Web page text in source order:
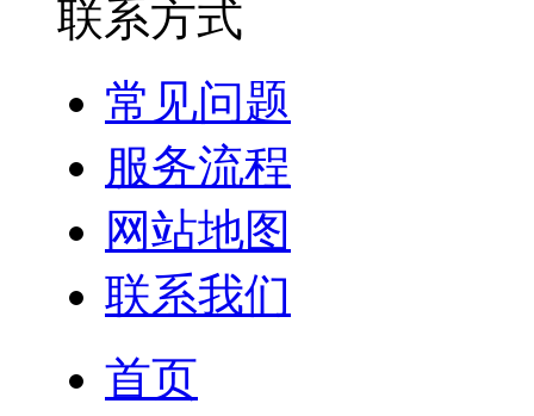
常见问题
服务流程
网站地图
联系我们
首页